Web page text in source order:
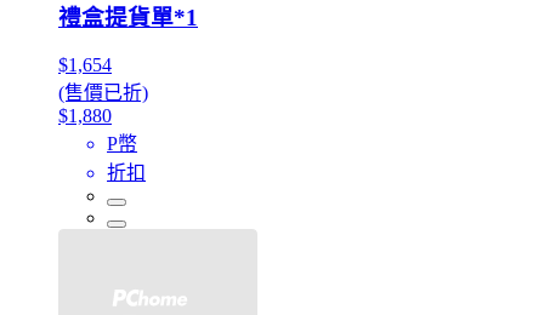
禮盒提貨單*1
$1,654
(售價已折)
$1,880
P幣
折扣